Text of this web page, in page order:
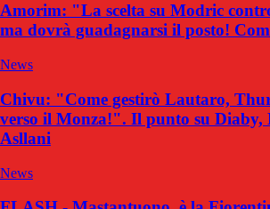
Amorim: "La scelta su Modric
ma dovrà guadagnarsi il posto!
News
Chivu: "Come gestirò Lautaro,
verso il Monza!". Il punto su Diaby,
Asllani
News